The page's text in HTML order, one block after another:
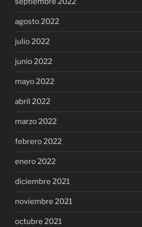
agosto 2022
julio 2022
junio 2022
mayo 2022
abril 2022
marzo 2022
febrero 2022
enero 2022
diciembre 2021
noviembre 2021
octubre 2021